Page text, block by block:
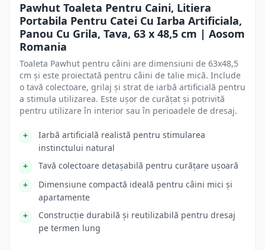
Pawhut Toaleta Pentru Caini, Litiera
Portabila Pentru Catei Cu Iarba Artificiala,
Panou Cu Grila, Tava, 63 x 48,5 cm | Aosom
Romania
Toaleta Pawhut pentru câini are dimensiuni de 63x48,5
cm și este proiectată pentru câini de talie mică. Include
o tavă colectoare, grilaj și strat de iarbă artificială pentru
a stimula utilizarea. Este ușor de curățat și potrivită
pentru utilizare în interior sau în perioadele de dresaj.
Iarbă artificială realistă pentru stimularea
instinctului natural
Tavă colectoare detașabilă pentru curățare ușoară
Dimensiune compactă ideală pentru câini mici și
apartamente
Construcție durabilă și reutilizabilă pentru dresaj
pe termen lung